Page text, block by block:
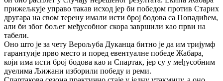
прижељкује управо такав исход јер би победом против Старих
другара на свом терену имали исти број бодова са Попадићем,
али би због бољег међусобног скора завршили као први на
табели.
Оно што је за чету Верољуба Дуканца битно је да им тријумф
гарантуије прво место и поред евентуалне победе Жабара,
који има исти број бодова као и Спартак, јер су у међусобним
дуелима Љижани изборили победу и реми.